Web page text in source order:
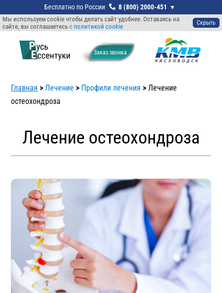
Мы используем cookie чтобы делать сайт удобнее. Оставаясь на
сайте, вы соглашаетесь с политикой cookie Скрыть
Заказ звонкa
8 (800) 2000-451
Главная >Лечение > Профили лечения >Лечение
остеохондроза
Лечение остеохондроза